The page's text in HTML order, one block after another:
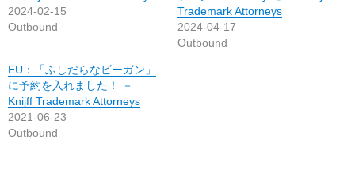
2024-02-15
Outbound
Trademark Attorneys
2024-04-17
Outbound
EU：「ふしだらなビーガン」
に予約を入れました！ －
Knijff Trademark Attorneys
2021-06-23
Outbound